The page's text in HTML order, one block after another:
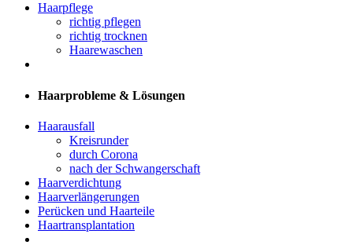
Haarpflege
richtig pflegen
richtig trocknen
Haarewaschen
Haarprobleme & Lösungen
Haarausfall
Kreisrunder
durch Corona
nach der Schwangerschaft
Haarverdichtung
Haarverlängerungen
Perücken und Haarteile
Haartransplantation